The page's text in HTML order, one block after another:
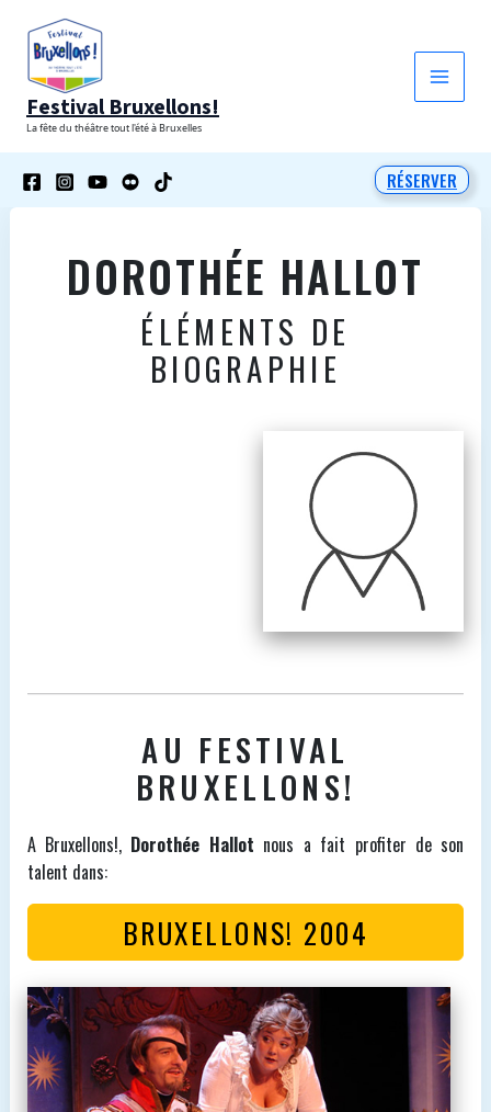
contenu
Festival Bruxellons!
La fête du théâtre tout l'été à Bruxelles
RÉSERVER
DOROTHÉE HALLOT
ÉLÉMENTS DE
BIOGRAPHIE
AU FESTIVAL
BRUXELLONS!
A Bruxellons!, Dorothée Hallot nous a fait profiter de son
talent dans:
BRUXELLONS! 2004